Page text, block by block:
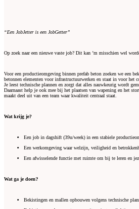
“Een JobJetter is een JobGetter”
Op zoek naar een nieuwe vaste job? Dit kan ’m misschien wel
Voor een productieomgeving binnen prefab beton zoeken we een
betonnen elementen voor infrastructuurwerken en staat in voor het
Je leest technische plannen en zorgt dat alles nauwkeurig wordt
Daarnaast help je ook mee bij het plaatsen van wapening en het
maakt deel uit van een team waar kwaliteit centraal staat.
Wat krijg je?
Een job in dagshift (39u/week) in een stabiele
Een werkomgeving waar welzijn, veiligheid en
Een afwisselende functie met ruimte om bij te leren en
Wat ga je doen?
Bekistingen en mallen opbouwen volgens technische